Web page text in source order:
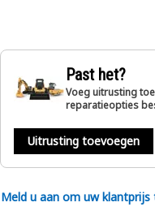
Past het?
Voeg uitrusting
reparatieopties
Uitrusting toevoegen
Meld u aan om uw klantprijs